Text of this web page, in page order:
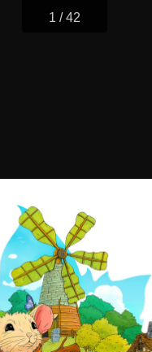
1 / 42